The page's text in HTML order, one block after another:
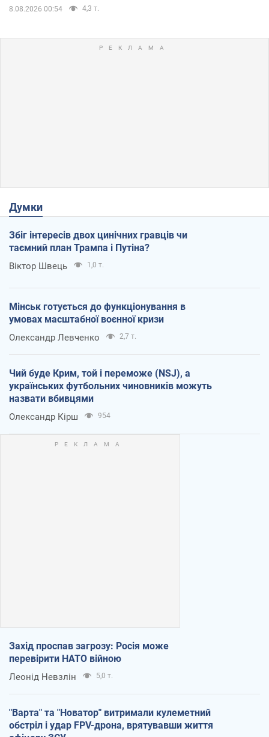
8.08.2026 00:54 4,3 т.
Думки
Збіг інтересів двох цинічних гравців чи
таємний план Трампа і Путіна?
Віктор Швець 1,0 т.
Мінськ готується до функціонування в
умовах масштабної воєнної кризи
Олександр Левченко 2,7 т.
Чий буде Крим, той і переможе (NSJ), а
українських футбольних чиновників можуть
назвати вбивцями
Олександр Кірш 954
Захід проспав загрозу: Росія може
перевірити НАТО війною
Леонід Невзлін 5,0 т.
"Варта" та "Новатор" витримали кулеметний
обстріл і удар FPV-дрона, врятувавши життя